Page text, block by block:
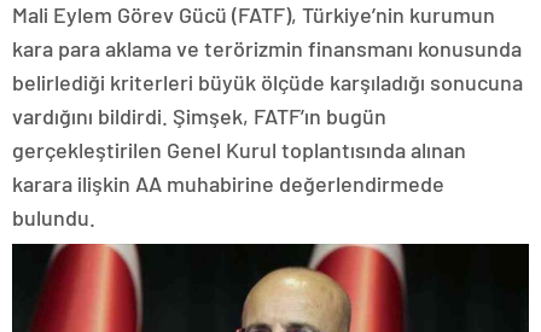
Mali Eylem Görev Gücü (FATF), Türkiye’nin kurumun
kara para aklama ve terörizmin finansmanı konusunda
belirlediği kriterleri büyük ölçüde karşıladığı sonucuna
vardığını bildirdi. Şimşek, FATF’ın bugün
gerçekleştirilen Genel Kurul toplantısında alınan
karara ilişkin AA muhabirine değerlendirmede
bulundu.